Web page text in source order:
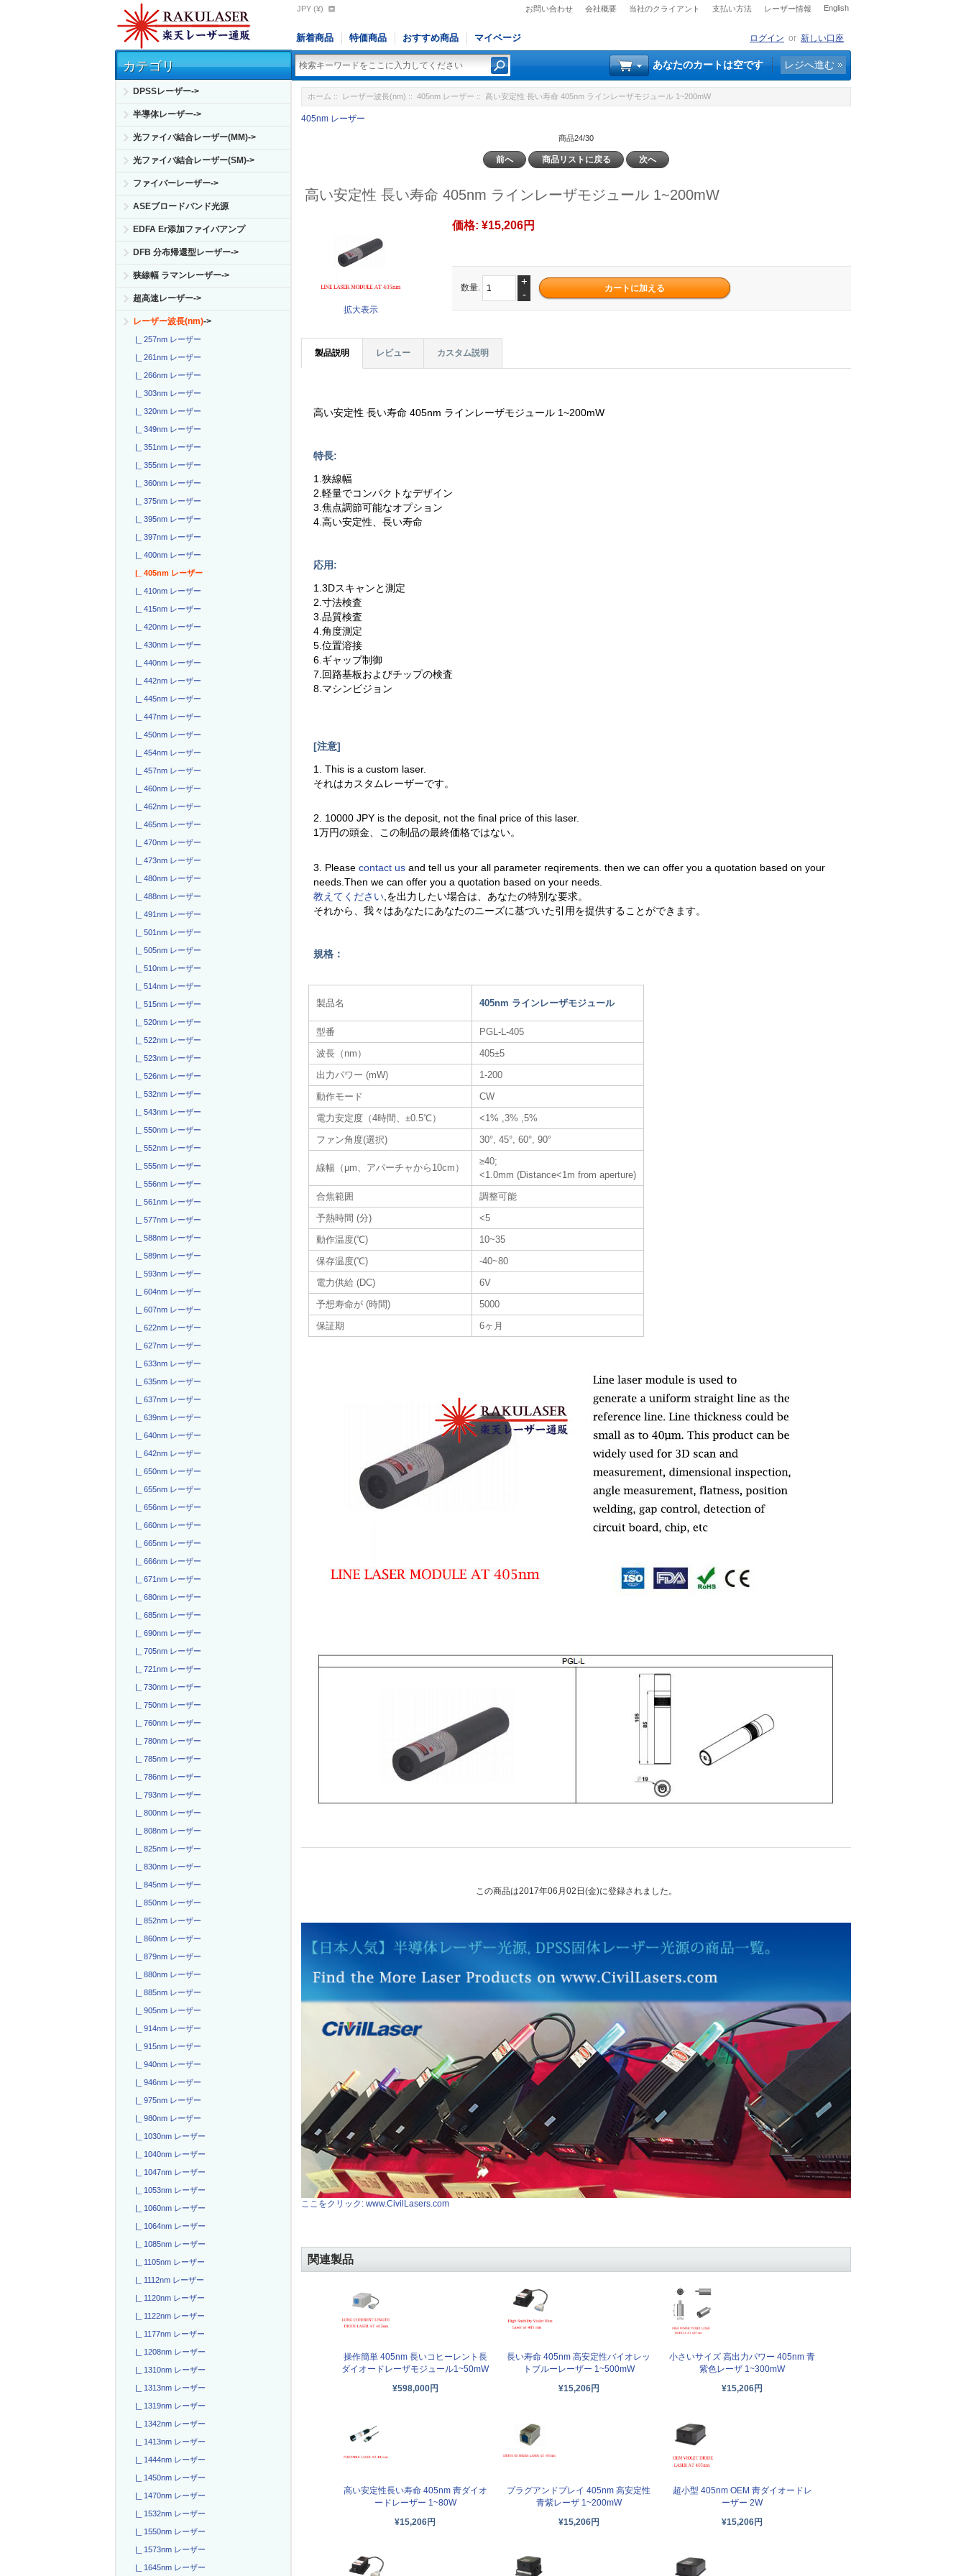
お問い合わせ 会社概要 当社のクライアント 支払い方法 レーザー情報 English
JPY (¥)
新着商品 特価商品 おすすめ商品 マイページ ログイン or 新しい口座
あなたのカートは空です レジへ進む
カテゴリ
DPSSレーザー->
半導体レーザー->
光ファイバ結合レーザー(MM)->
光ファイバ結合レーザー(SM)->
ファイバーレーザー->
ASEブロードバンド光源
EDFA Er添加ファイバアンプ
DFB 分布帰還型レーザー->
狭線幅 ラマンレーザー->
超高速レーザー->
レーザー波長(nm)->
|_ 257nm レーザー
|_ 261nm レーザー
|_ 266nm レーザー
|_ 303nm レーザー
|_ 320nm レーザー
|_ 349nm レーザー
|_ 351nm レーザー
|_ 355nm レーザー
|_ 360nm レーザー
|_ 375nm レーザー
|_ 395nm レーザー
|_ 397nm レーザー
|_ 400nm レーザー
|_ 405nm レーザー
|_ 410nm レーザー
|_ 415nm レーザー
|_ 420nm レーザー
|_ 430nm レーザー
|_ 440nm レーザー
|_ 442nm レーザー
|_ 445nm レーザー
|_ 447nm レーザー
|_ 450nm レーザー
|_ 454nm レーザー
|_ 457nm レーザー
|_ 460nm レーザー
|_ 462nm レーザー
|_ 465nm レーザー
|_ 470nm レーザー
|_ 473nm レーザー
|_ 480nm レーザー
|_ 488nm レーザー
|_ 491nm レーザー
|_ 501nm レーザー
|_ 505nm レーザー
|_ 510nm レーザー
|_ 514nm レーザー
|_ 515nm レーザー
|_ 520nm レーザー
|_ 522nm レーザー
|_ 523nm レーザー
|_ 526nm レーザー
|_ 532nm レーザー
|_ 543nm レーザー
|_ 550nm レーザー
|_ 552nm レーザー
|_ 555nm レーザー
|_ 556nm レーザー
|_ 561nm レーザー
|_ 577nm レーザー
|_ 588nm レーザー
|_ 589nm レーザー
|_ 593nm レーザー
|_ 604nm レーザー
|_ 607nm レーザー
|_ 622nm レーザー
|_ 627nm レーザー
|_ 633nm レーザー
|_ 635nm レーザー
|_ 637nm レーザー
|_ 639nm レーザー
|_ 640nm レーザー
|_ 642nm レーザー
|_ 650nm レーザー
|_ 655nm レーザー
|_ 656nm レーザー
|_ 660nm レーザー
|_ 665nm レーザー
|_ 666nm レーザー
|_ 671nm レーザー
|_ 680nm レーザー
|_ 685nm レーザー
|_ 690nm レーザー
|_ 705nm レーザー
|_ 721nm レーザー
|_ 730nm レーザー
|_ 750nm レーザー
|_ 760nm レーザー
|_ 780nm レーザー
|_ 785nm レーザー
|_ 786nm レーザー
|_ 793nm レーザー
|_ 800nm レーザー
|_ 808nm レーザー
|_ 825nm レーザー
|_ 830nm レーザー
|_ 845nm レーザー
|_ 850nm レーザー
|_ 852nm レーザー
|_ 860nm レーザー
|_ 879nm レーザー
|_ 880nm レーザー
|_ 885nm レーザー
|_ 905nm レーザー
|_ 914nm レーザー
|_ 915nm レーザー
|_ 940nm レーザー
|_ 946nm レーザー
|_ 975nm レーザー
|_ 980nm レーザー
|_ 1030nm レーザー
|_ 1040nm レーザー
|_ 1047nm レーザー
|_ 1053nm レーザー
|_ 1060nm レーザー
|_ 1064nm レーザー
|_ 1085nm レーザー
|_ 1105nm レーザー
|_ 1112nm レーザー
|_ 1120nm レーザー
|_ 1122nm レーザー
|_ 1177nm レーザー
|_ 1208nm レーザー
|_ 1310nm レーザー
|_ 1313nm レーザー
|_ 1319nm レーザー
|_ 1342nm レーザー
|_ 1413nm レーザー
|_ 1444nm レーザー
|_ 1450nm レーザー
|_ 1470nm レーザー
|_ 1532nm レーザー
|_ 1550nm レーザー
|_ 1573nm レーザー
|_ 1645nm レーザー
ホーム :: レーザー波長(nm) ::405nm レーザー :: 高い安定性 長い寿命 405nm ラインレーザモジュール 1~200mW
405nm レーザー
商品24/30
前へ 商品リストに戻る 次へ
高い安定性 長い寿命 405nm ラインレーザモジュール 1~200mW
拡大表示
価格:¥15,206円
数量.
+
-
製品説明 レビュー カスタム説明
高い安定性 長い寿命 405nm ラインレーザモジュール 1~200mW
特長:
1.狭線幅
2.軽量でコンパクトなデザイン
3.焦点調節可能なオプション
4.高い安定性、長い寿命
応用:
1.3Dスキャンと測定
2.寸法検査
3.品質検査
4.角度測定
5.位置溶接
6.ギャップ制御
7.回路基板およびチップの検査
8.マシンビジョン
[注意]
1. This is a custom laser.
それはカスタムレーザーです。
2. 10000 JPY is the deposit, not the final price of this laser.
1万円の頭金、この制品の最終価格ではない。
3. Pleasecontact usand tell us your all parameter reqirements. then we can offer you a quotation based on your
needs.Then we can offer you a quotation based on your needs.
教えてください ,を出力したい場合は、あなたの特別な要求。
それから、我々はあなたにあなたのニーズに基づいた引用を提供することができます。
規格：
製品名 405nm ラインレーザモジュール
型番
PGL-L-405
波長（nm）
405±5
出力パワー (mW)
1-200
動作モード
CW
電力安定度（4時間、±0.5℃）
<1% ,3% ,5%
ファン角度(選択)
30°, 45°, 60°, 90°
線幅（μm、アパーチャから10cm）
≥40;
<1.0mm (Distance<1m from aperture)
合焦範囲
調整可能
予熱時間 (分)
<5
動作温度(℃)
10~35
保存温度(℃)
-40~80
電力供給 (DC)
6V
予想寿命が (時間)
5000
保証期
6ヶ月
この商品は2017年06月02日(金)に登録されました。
ここをクリック: www.CivilLasers.com
関連製品
操作簡単 405nm 長いコヒーレント長
ダイオードレーザモジュール1~50mW
¥598,000円
長い寿命 405nm 高安定性バイオレッ
トブルーレーザー 1~500mW
¥15,206円
小さいサイズ 高出力パワー 405nm 青
紫色レーザ 1~300mW
¥15,206円
高い安定性長い寿命 405nm 靑ダイオ
ードレーザー 1~80W
¥15,206円
プラグアンドプレイ 405nm 高安定性
青紫レーザ 1~200mW
¥15,206円
超小型 405nm OEM 靑ダイオードレ
ーザー 2W
¥15,206円